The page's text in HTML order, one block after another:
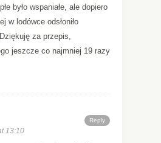
było wspaniałe, ale dopiero
w lodówce odsłoniło
za przepis,
jeszcze co najmniej 19 razy
Reply
13:10